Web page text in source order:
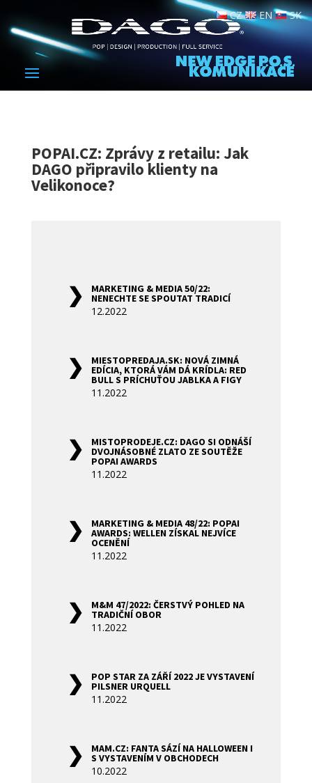
CZ EN SK
POPAI.CZ: Zprávy z retailu: Jak
DAGO připravilo klienty na
Velikonoce?
MARKETING & MEDIA 50/22:
NENECHTE SE SPOUTAT TRADICÍ
12.2022
MIESTOPREDAJA.SK: NOVÁ ZIMNÁ
EDÍCIA, KTORÁ VÁM DÁ KRÍDLA: RED
BULL S PRÍCHUŤOU JABLKA A FIGY
11.2022
MISTOPRODEJE.CZ: DAGO SI ODNÁŠÍ
DVOJNÁSOBNÉ ZLATO ZE SOUTĚŽE
POPAI AWARDS
11.2022
MARKETING & MEDIA 48/22: POPAI
AWARDS: WELLEN ZÍSKAL NEJVÍCE
OCENĚNÍ
11.2022
M&M 47/2022: ČERSTVÝ POHLED NA
TRADIČNÍ OBOR
11.2022
POP STAR ZA ZÁŘÍ 2022 JE VYSTAVENÍ
PILSNER URQUELL
11.2022
MAM.CZ: FANTA SÁZÍ NA HALLOWEEN I
S VYSTAVENÍM V OBCHODECH
10.2022